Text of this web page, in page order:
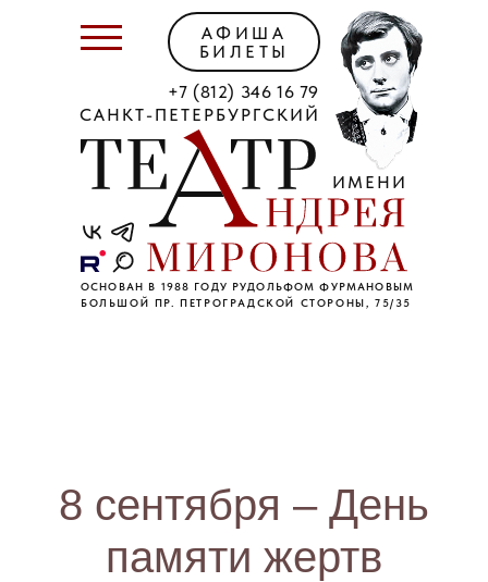
САНКТ-ПЕТЕРБУРГСКИЙ
ИМЕНИ
ОСНОВАН В 1988 ГОДУ РУДОЛЬФОМ ФУРМАНОВЫМ
+7 (812) 346 16 79
БОЛЬШОЙ ПР. ПЕТРОГРАДСКОЙ СТОРОНЫ, 75/35
АФИША
БИЛЕТЫ
8 сентября – День
памяти жертв